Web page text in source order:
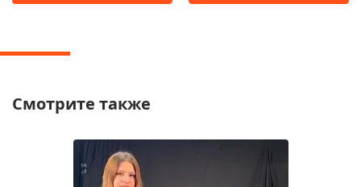
Смотрите также